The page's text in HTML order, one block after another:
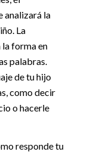
analizará la
La
forma en
palabras.
de tu hijo
como decir
o hacerle
responde tu